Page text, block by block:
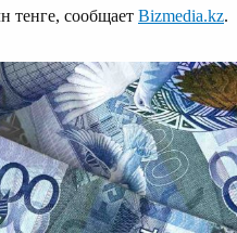
тенге, сообщает Bizmedia.kz.